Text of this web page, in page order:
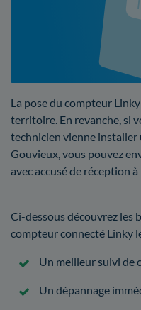
La pose du compteur
territoire. En revanche, si
technicien vienne installer
Gouvieux, vous pouvez
avec accusé de réception à
Ci-dessous découvrez les
compteur connecté Linky
Un meilleur suivi de
Un dépannage